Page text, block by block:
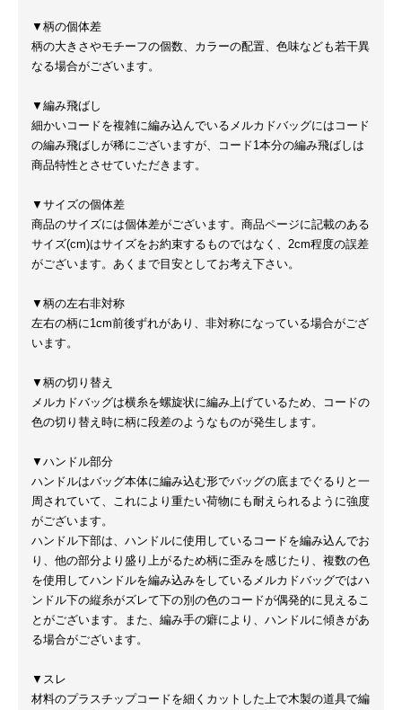
▼柄の個体差
柄の大きさやモチーフの個数、カラーの配置、色味なども若干異
なる場合がございます。
▼編み飛ばし
細かいコードを複雑に編み込んでいるメルカドバッグにはコード
の編み飛ばしが稀にございますが、コード1本分の編み飛ばしは
商品特性とさせていただきます。
▼サイズの個体差
商品のサイズには個体差がございます。商品ページに記載のある
サイズ(cm)はサイズをお約束するものではなく、2cm程度の誤差
がございます。あくまで目安としてお考え下さい。
▼柄の左右非対称
左右の柄に1cm前後ずれがあり、非対称になっている場合がござ
います。
▼柄の切り替え
メルカドバッグは横糸を螺旋状に編み上げているため、コードの
色の切り替え時に柄に段差のようなものが発生します。
▼ハンドル部分
ハンドルはバッグ本体に編み込む形でバッグの底までぐるりと一
周されていて、これにより重たい荷物にも耐えられるように強度
がございます。
ハンドル下部は、ハンドルに使用しているコードを編み込んでお
り、他の部分より盛り上がるため柄に歪みを感じたり、複数の色
を使用してハンドルを編み込みをしているメルカドバッグではハ
ンドル下の縦糸がズレて下の別の色のコードが偶発的に見えるこ
とがございます。また、編み手の癖により、ハンドルに傾きがあ
る場合がございます。
▼スレ
材料のプラスチップコードを細くカットした上で木製の道具で編